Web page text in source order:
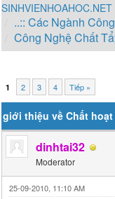
..:: Các Ngành
Công Nghệ Chất
1 2 3 4 Tiếp »
giới thiệu về Chất
dinhtai32
Moderator
25-09-2010, 11:10 AM